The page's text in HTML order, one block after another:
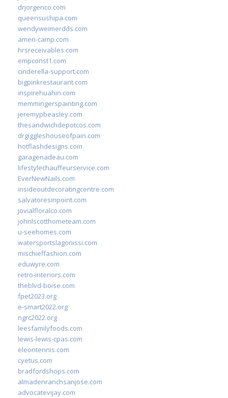
drjorgerico.com
queensushipa.com
wendyweimerdds.com
ameri-camp.com
hrsreceivables.com
empconst1.com
cinderella-support.com
bigpinkrestaurant.com
inspirehuahin.com
memmingerspainting.com
jeremypbeasley.com
thesandwichdepotcos.com
drgiggleshouseofpain.com
hotflashdesigns.com
garagenadeau.com
lifestylechauffeurservice.com
EverNewNails.com
insideoutdecoratingcentre.com
salvatoresinpoint.com
jovialfloralco.com
johnlscotthometeam.com
u-seehomes.com
watersportslagonissi.com
mischieffashion.com
eduwyre.com
retro-interiors.com
theblvd-boise.com
fpet2023.org
e-smart2022.org
ngrc2022.org
leesfamilyfoods.com
lewis-lewis-cpas.com
eleontennis.com
cyetus.com
bradfordshops.com
almadenranchsanjose.com
advocatevijay.com